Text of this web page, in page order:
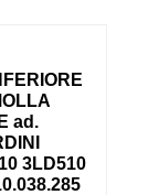
ad.
3LD510